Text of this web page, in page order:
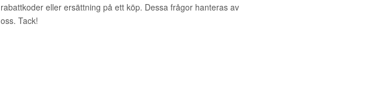
rabattkoder eller ersättning på ett köp. Dessa frågor hanteras av
oss. Tack!